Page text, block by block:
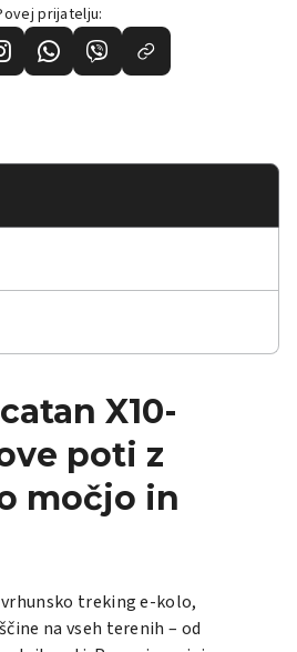
prijatelju:
X10-
poti z
močjo in
treking e-kolo,
na vseh terenih – od